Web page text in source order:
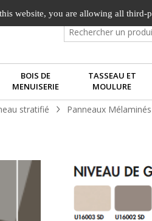
BOIS DE
MENUISERIE
TASSEAU ET
MOULURE
stratifié Panneaux
website, you are allowing all third-